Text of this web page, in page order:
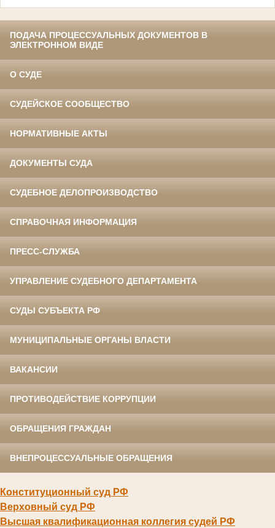
ПОДАЧА ПРОЦЕССУАЛЬНЫХ ДОКУМЕНТОВ В
ЭЛЕКТРОННОМ ВИДЕ
О СУДЕ
СУДЕЙСКОЕ СООБЩЕСТВО
НОРМАТИВНЫЕ АКТЫ
ДОКУМЕНТЫ СУДА
СУДЕБНОЕ ДЕЛОПРОИЗВОДСТВО
СПРАВОЧНАЯ ИНФОРМАЦИЯ
ПРЕСС-СЛУЖБА
УПРАВЛЕНИЕ СУДЕБНОГО ДЕПАРТАМЕНТА
СУДЫ СУБЪЕКТА РФ
МУНИЦИПАЛЬНЫЕ ОРГАНЫ ВЛАСТИ
ВАКАНСИИ
ПРОТИВОДЕЙСТВИЕ КОРРУПЦИИ
ОБРАЩЕНИЯ ГРАЖДАН
ВНЕПРОЦЕССУАЛЬНЫЕ ОБРАЩЕНИЯ
Конституционный суд РФ
Верховный суд РФ
Высшая квалификационная коллегия судей РФ